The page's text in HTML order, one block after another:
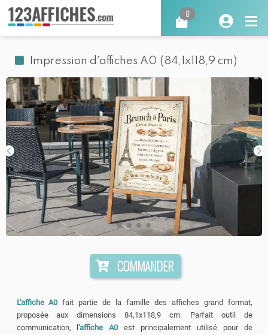
0
Impression d'affiches A0 (84,1x118,9 cm)
COMMANDER
L'affiche A0 fait partie de la famille des affiches grand format,
proposée aux dimensions 84,1x118,9 cm. Parfait outil de
communication, l'affiche A0 est principalement utilisé pour de